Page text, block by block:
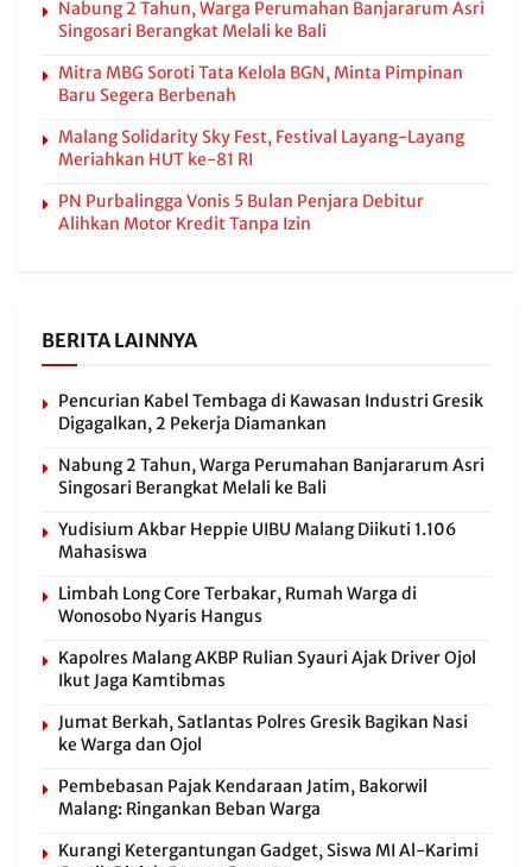
Nabung 2 Tahun, Warga Perumahan Banjararum Asri
Singosari Berangkat Melali ke Bali
Mitra MBG Soroti Tata Kelola BGN, Minta Pimpinan
Baru Segera Berbenah
Malang Solidarity Sky Fest, Festival Layang-Layang
Meriahkan HUT ke-81 RI
PN Purbalingga Vonis 5 Bulan Penjara Debitur
Alihkan Motor Kredit Tanpa Izin
BERITA LAINNYA
Pencurian Kabel Tembaga di Kawasan Industri Gresik
Digagalkan, 2 Pekerja Diamankan
Nabung 2 Tahun, Warga Perumahan Banjararum Asri
Singosari Berangkat Melali ke Bali
Yudisium Akbar Heppie UIBU Malang Diikuti 1.106
Mahasiswa
Limbah Long Core Terbakar, Rumah Warga di
Wonosobo Nyaris Hangus
Kapolres Malang AKBP Rulian Syauri Ajak Driver Ojol
Ikut Jaga Kamtibmas
Jumat Berkah, Satlantas Polres Gresik Bagikan Nasi
ke Warga dan Ojol
Pembebasan Pajak Kendaraan Jatim, Bakorwil
Malang: Ringankan Beban Warga
Kurangi Ketergantungan Gadget, Siswa MI Al-Karimi